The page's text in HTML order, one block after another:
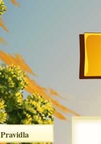
Pravidla